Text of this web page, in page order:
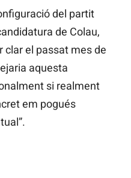
del partit
de Colau,
clar el passat mes de
aquesta
si realment
em pogués